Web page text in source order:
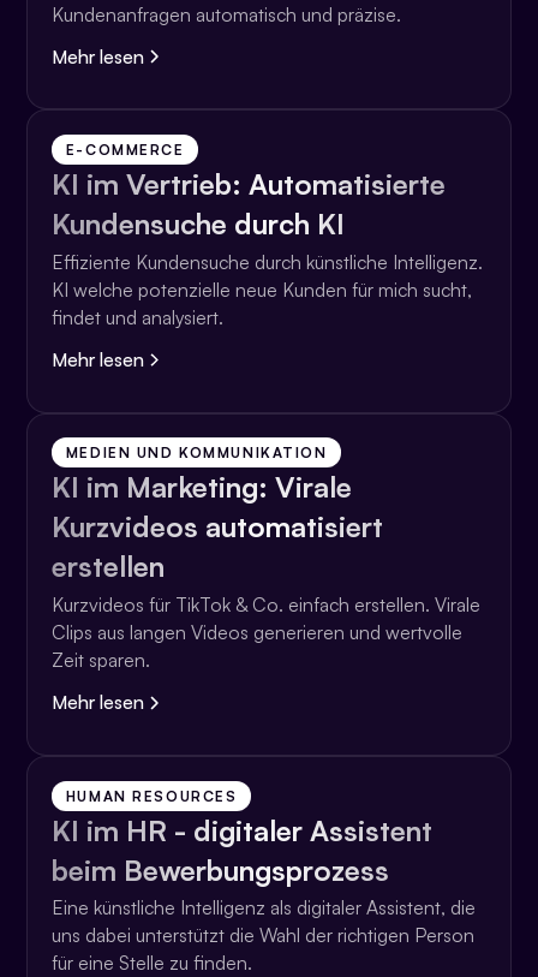
Kundenanfragen automatisch und präzise.
Mehr lesen
E-COMMERCE
KI im Vertrieb: Automatisierte
Kundensuche durch KI
Effiziente Kundensuche durch künstliche Intelligenz.
KI welche potenzielle neue Kunden für mich sucht,
findet und analysiert.
Mehr lesen
MEDIEN UND KOMMUNIKATION
KI im Marketing: Virale
Kurzvideos automatisiert
erstellen
Kurzvideos für TikTok & Co. einfach erstellen. Virale
Clips aus langen Videos generieren und wertvolle
Zeit sparen.
Mehr lesen
HUMAN RESOURCES
KI im HR - digitaler Assistent
beim Bewerbungsprozess
Eine künstliche Intelligenz als digitaler Assistent, die
uns dabei unterstützt die Wahl der richtigen Person
für eine Stelle zu finden.